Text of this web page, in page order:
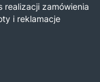
realizacji zamówienia
i reklamacje